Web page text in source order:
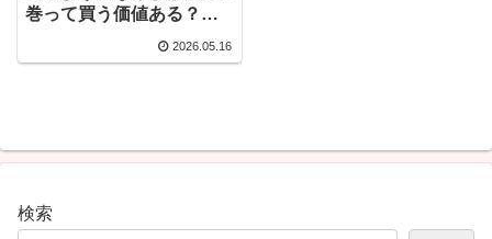
巻って買う価値ある？甘
さ増した関係性をチェッ
ク
2026.05.16
検索